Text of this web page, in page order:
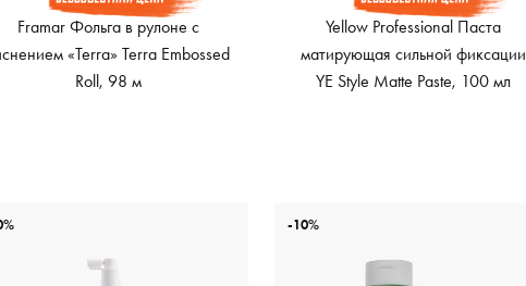
Framar Фольга в рулоне с
«Terra» Terra Embossed
Roll, 98 м
Yellow Professional Паста
матирующая сильной фиксации
YE Style Matte Paste, 100 мл
-10%